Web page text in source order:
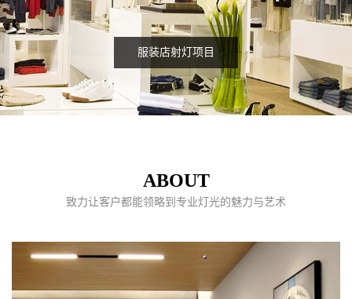
服装店射灯项目
ABOUT
致力让客户都能领略到专业灯光的魅力与艺术